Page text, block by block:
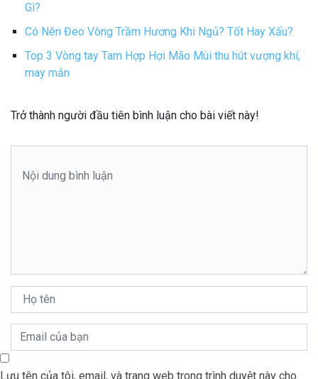
Gì?
Có Nên Đeo Vòng Trầm Hương Khi Ngủ? Tốt Hay Xấu?
Top 3 Vòng tay Tam Hợp Hợi Mão Mùi thu hút vượng khí,
may mắn
Trở thành người đầu tiên bình luận cho bài viết này!
Lưu tên của tôi, email, và trang web trong trình duyệt này cho